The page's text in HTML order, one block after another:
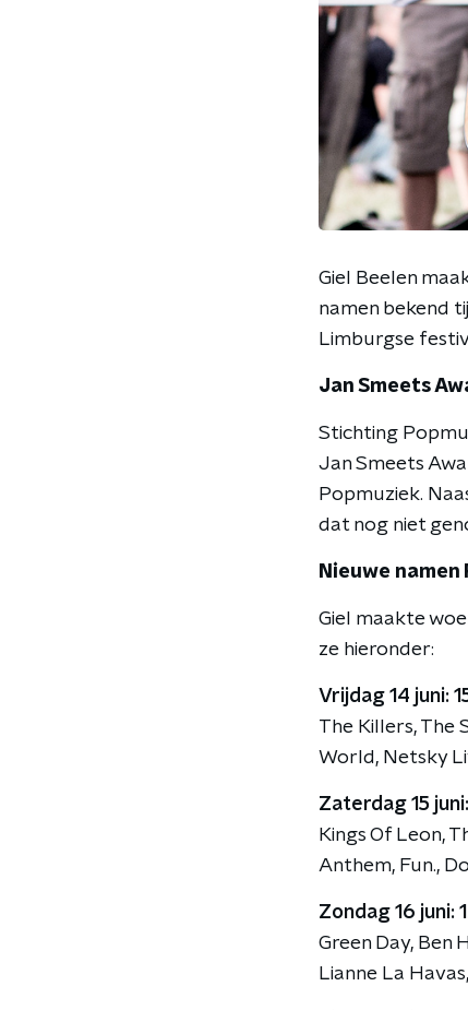
Giel Beelen
namen bekend
Limburgse
Jan Smeets
Stichting
Jan Smeets
Popmuziek.
dat nog niet
Nieuwe namen
Giel maakte
ze hieronder:
Vrijdag 14 juni:
The Killers, The
World, Netsky
Zaterdag 15
Kings Of Leon,
Anthem, Fun.,
Zondag 16 juni:
Green Day, Ben
Lianne La